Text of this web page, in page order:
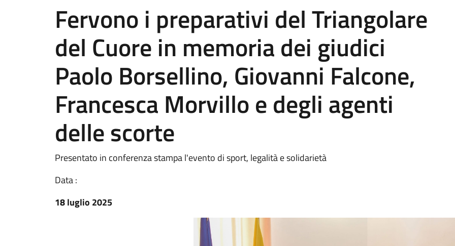
Fervono i preparativi del Triangolare
del Cuore in memoria dei giudici
Paolo Borsellino, Giovanni Falcone,
Francesca Morvillo e degli agenti
delle scorte
Presentato in conferenza stampa l'evento di sport, legalità e solidarietà
Data :
18 luglio 2025